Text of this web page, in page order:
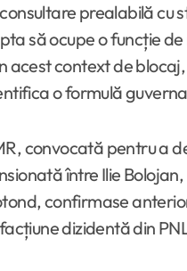
prealabilă cu
să ocupe o funcție
context de
o formulă
convocată pentru a
între Ilie
confirmase
dizidentă din